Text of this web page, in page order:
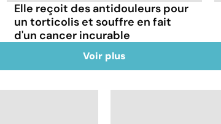
Elle reçoit des antidouleurs pour
un torticolis et souffre en fait
d'un cancer incurable
Voir plus